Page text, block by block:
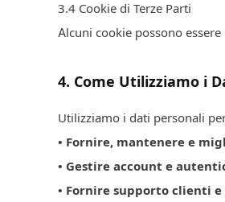
3.4 Cookie di Terze Parti
Alcuni cookie possono
4. Come Utilizziamo i
Utilizziamo i dati personali
• Fornire, mantenere e
• Gestire account e
• Fornire supporto clienti